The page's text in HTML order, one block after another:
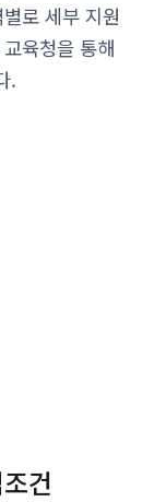
로 세부 지원
육청을 통해
.
건